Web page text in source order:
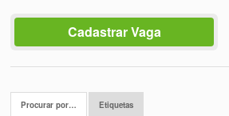
Cadastrar Vaga
Procurar por… Etiquetas